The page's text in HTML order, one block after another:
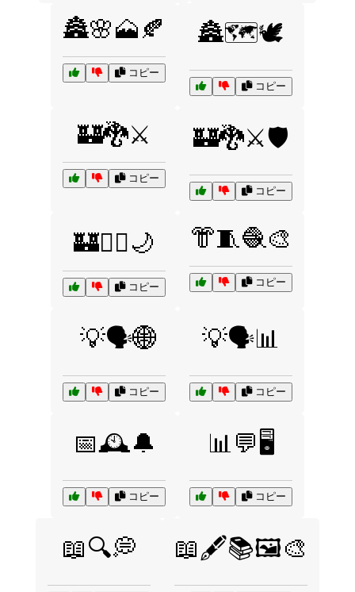
🏯🌸🗻🍂
コピー
🏯🗺️🕊️
コピー
🏰🐉⚔️
コピー
🏰🐉⚔️🛡️
コピー
🏰🧚‍♂️🌙
コピー
👘🧵🧶🎨
コピー
💡🗣️🌐
コピー
💡🗣️📊
コピー
📅🕰️🔔
コピー
📊💬🖥️
コピー
📖🔍💭 📖🖋️📚🖼️🎨